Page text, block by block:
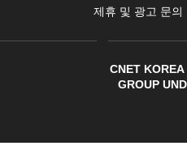
제휴 및 광고 문의
CNET
GROUP